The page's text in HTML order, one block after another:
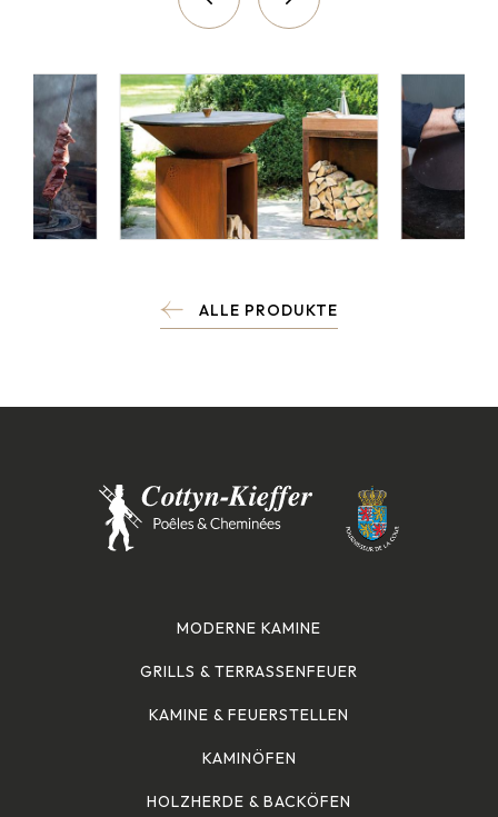
ALLE PRODUKTE
MODERNE KAMINE
GRILLS & TERRASSENFEUER
KAMINE & FEUERSTELLEN
KAMINÖFEN
HOLZHERDE & BACKÖFEN